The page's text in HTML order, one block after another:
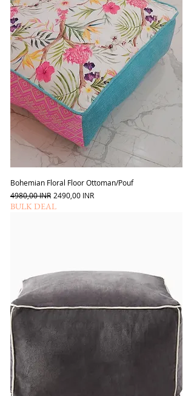
Bohemian Floral Floor Ottoman/Pouf
Szokásos ár
4980,00 INR Akciós ár
2490,00 INR
BULK DEAL